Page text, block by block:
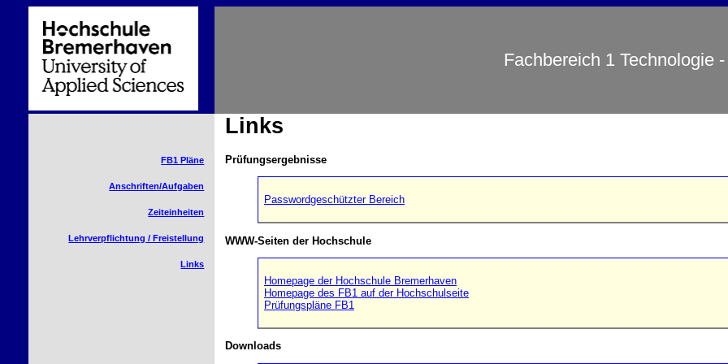
Fachbereich 1 Technologie
Links
FB1 Pläne
Anschriften/Aufgaben
Zeiteinheiten
Lehrverpflichtung / Freistellung
Links
Prüfungsergebnisse
Passwordgeschützter Bereich
WWW-Seiten der Hochschule
Homepage der Hochschule Bremerhaven
Homepage des FB1 auf der Hochschulseite
Prüfungspläne FB1
Downloads